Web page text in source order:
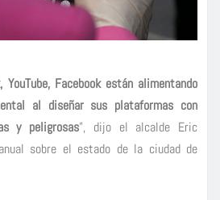
YouTube, Facebook están alimentando
al diseñar sus plataformas con
y peligrosas”, dijo el alcalde Eric
sobre el estado de la ciudad de